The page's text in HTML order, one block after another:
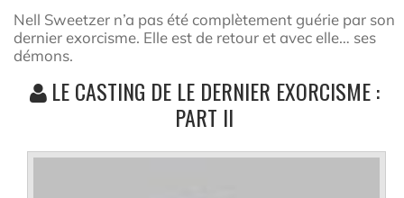
Nell Sweetzer n’a pas été complètement guérie par son
dernier exorcisme. Elle est de retour et avec elle… ses
démons.
LE CASTING DE LE DERNIER EXORCISME :
PART II